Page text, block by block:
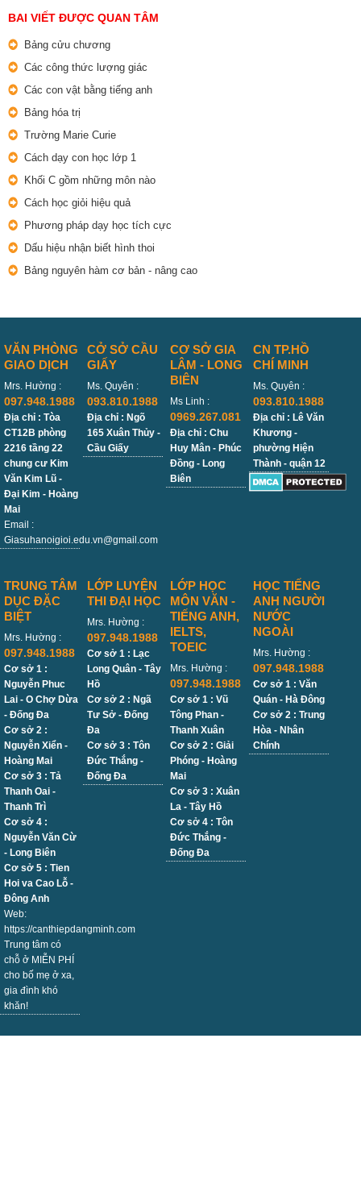
BAI VIẾT ĐƯỢC QUAN TÂM
Bảng cửu chương
Các công thức lượng giác
Các con vật bằng tiếng anh
Bảng hóa trị
Trường Marie Curie
Cách dạy con học lớp 1
Khối C gồm những môn nào
Cách học giỏi hiệu quả
Phương pháp dạy học tích cực
Dấu hiệu nhận biết hình thoi
Bảng nguyên hàm cơ bản - nâng cao
VĂN PHÒNG
GIAO DỊCH
Mrs. Hường :
097.948.1988
Địa chỉ : Tòa
CT12B phòng
2216 tầng 22
chung cư Kim
Văn Kim Lũ -
Đại Kim - Hoàng
Mai
Email :
Giasuhanoigioi.edu.vn@gmail.com
CỞ SỞ CẦU
GIẤY
Ms. Quyên :
093.810.1988
Địa chỉ : Ngõ
165 Xuân Thủy -
Cầu Giấy
CƠ SỞ GIA
LÂM - LONG
BIÊN
Ms Linh :
0969.267.081
Địa chỉ : Chu
Huy Mân - Phúc
Đồng - Long
Biên
CN TP.HỒ
CHÍ MINH
Ms. Quyên :
093.810.1988
Địa chỉ : Lê Văn
Khương -
phường Hiện
Thành - quận 12
TRUNG TÂM
DỤC ĐẶC
BIỆT
Mrs. Hường :
097.948.1988
Cơ sở 1 :
Nguyễn Phuc
Lai - O Chợ Dừa
- Đống Đa
Cơ sở 2 :
Nguyễn Xiển -
Hoàng Mai
Cơ sở 3 : Tả
Thanh Oai -
Thanh Trì
Cơ sở 4 :
Nguyễn Văn Cừ
- Long Biên
Cơ sở 5 : Tien
Hoi va Cao Lỗ -
Đông Anh
Web:
https://canthiepdangminh.com
Trung tâm có
chỗ ở MIỄN PHÍ
cho bố mẹ ở xa,
gia đình khó
khăn!
LỚP LUYỆN
THI ĐẠI HỌC
Mrs. Hường :
097.948.1988
Cơ sở 1 : Lạc
Long Quân - Tây
Hồ
Cơ sở 2 : Ngã
Tư Sở - Đống
Đa
Cơ sở 3 : Tôn
Đức Thắng -
Đống Đa
LỚP HỌC
MÔN VĂN -
TIẾNG ANH,
IELTS,
TOEIC
Mrs. Hường :
097.948.1988
Cơ sở 1 : Vũ
Tông Phan -
Thanh Xuân
Cơ sở 2 : Giải
Phóng - Hoàng
Mai
Cơ sở 3 : Xuân
La - Tây Hồ
Cơ sở 4 : Tôn
Đức Thắng -
Đống Đa
HỌC TIẾNG
ANH NGƯỜI
NƯỚC
NGOÀI
Mrs. Hường :
097.948.1988
Cơ sở 1 : Văn
Quán - Hà Đông
Cơ sở 2 : Trung
Hòa - Nhân
Chính